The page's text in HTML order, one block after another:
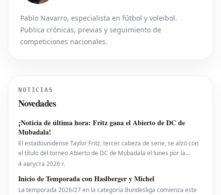
Pablo Navarro, especialista en fútbol y voleibol.
Publica crónicas, previas y seguimiento de
competiciones nacionales.
NOTICIAS
Novedades
¡Noticia de última hora: Fritz gana el Abierto de DC de
Mubadala!
El estadounidense Taylor Fritz, tercer cabeza de serie, se alzó con
el título del torneo Abierto de DC de Mubadala el lunes por la
noche, tras derrotar al español Rafael Jodar por 7-6 (2), 6-4. Este es
10 del ranking mundial, habí
4 августа 2026 г.
Inicio de Temporada con Haslberger y Michel
La temporada 2026/27 en la categoría Bundesliga comienza este